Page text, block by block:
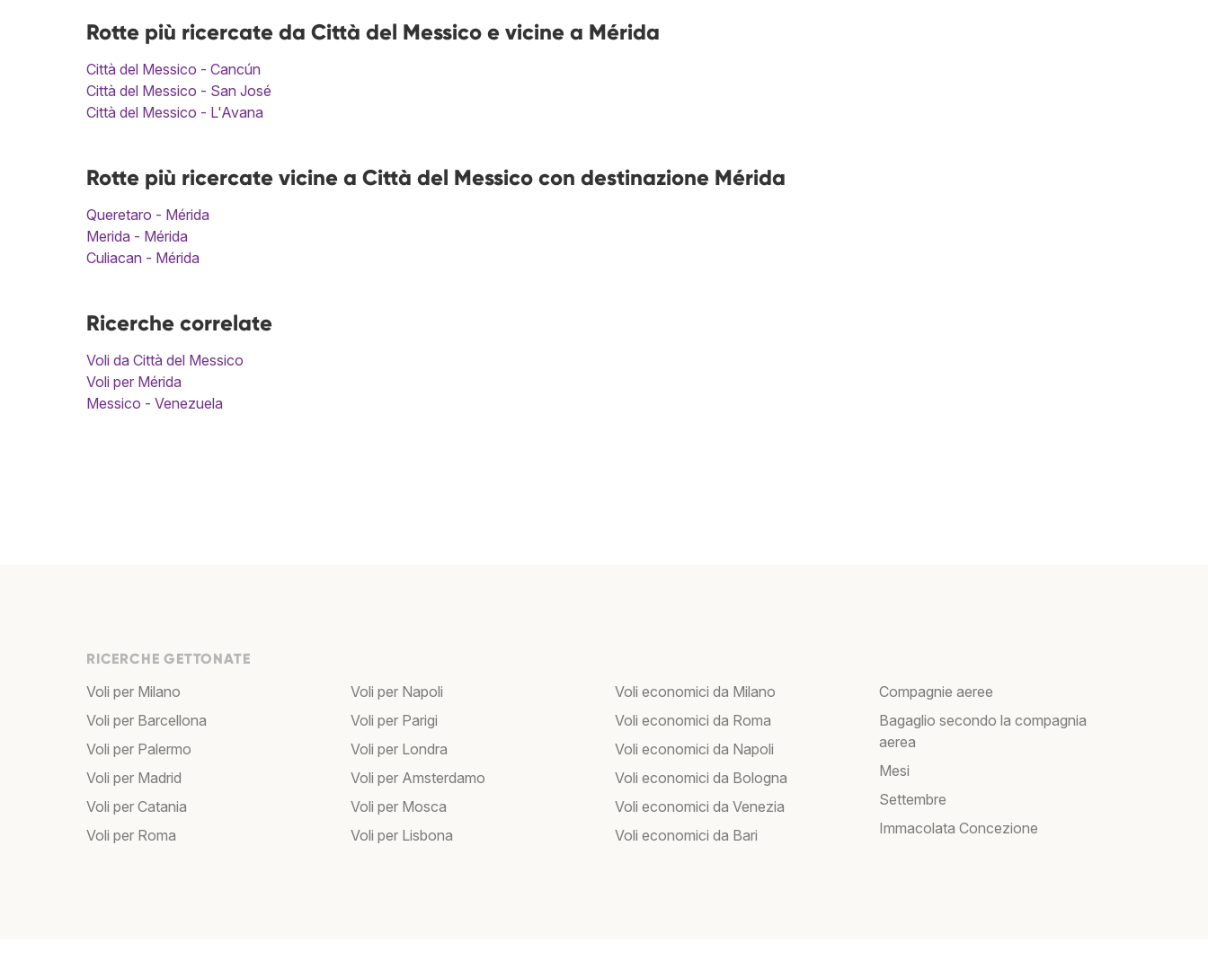
Rotte più ricercate da Città del Messico e vicine a Mérida
Città del Messico - Cancún
Città del Messico - San José
Città del Messico - L'Avana
Rotte più ricercate vicine a Città del Messico con destinazione Mérida
Queretaro - Mérida
Merida - Mérida
Culiacan - Mérida
Ricerche correlate
Voli da Città del Messico
Voli per Mérida
Messico - Venezuela
RICERCHE GETTONATE
Voli per Milano
Voli per Barcellona
Voli per Palermo
Voli per Madrid
Voli per Catania
Voli per Roma
Voli per Napoli
Voli per Parigi
Voli per Londra
Voli per Amsterdamo
Voli per Mosca
Voli per Lisbona
Voli economici da Milano
Voli economici da Roma
Voli economici da Napoli
Voli economici da Bologna
Voli economici da Venezia
Voli economici da Bari
Compagnie aeree
Bagaglio secondo la compagnia
aerea
Mesi
Settembre
Immacolata Concezione